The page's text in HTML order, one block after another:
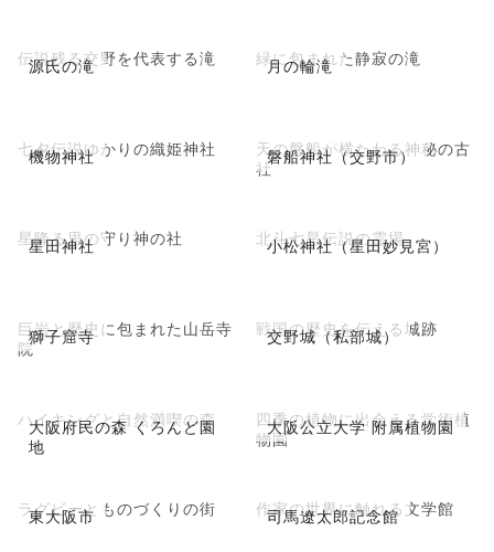
源氏の滝
伝説残る交野を代表する滝 月の輪滝
緑に包まれた静寂の滝
機物神社
七夕伝説ゆかりの織姫神社 磐船神社（交野市）
天の磐船が横たわる神秘の古
社
星田神社
星降る里の守り神の社 小松神社（星田妙見宮）
北斗七星伝説の霊場
獅子窟寺
巨岩と歴史に包まれた山岳寺
院
交野城（私部城）
戦国の歴史を伝える城跡
大阪府民の森 くろんど園
地
ハイキングと自然満喫の森 大阪公立大学 附属植物園
四季の植物に出会える学術植
物園
東大阪市
ラグビーとものづくりの街 司馬遼太郎記念館
作家の世界に触れる文学館